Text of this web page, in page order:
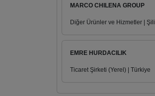
MARCO CHILENA GROUP
Diğer Ürünler ve Hizmetler | Şili
EMRE HURDACILIK
Ticaret Şirketi (Yerel) | Türkiye